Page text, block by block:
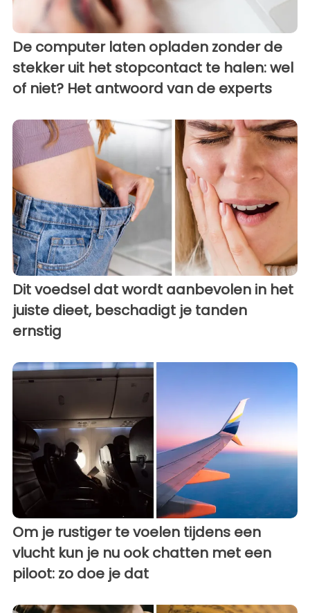
De computer laten opladen zonder de
stekker uit het stopcontact te halen: wel
of niet? Het antwoord van de experts
Dit voedsel dat wordt aanbevolen in het
juiste dieet, beschadigt je tanden
ernstig
Om je rustiger te voelen tijdens een
vlucht kun je nu ook chatten met een
piloot: zo doe je dat